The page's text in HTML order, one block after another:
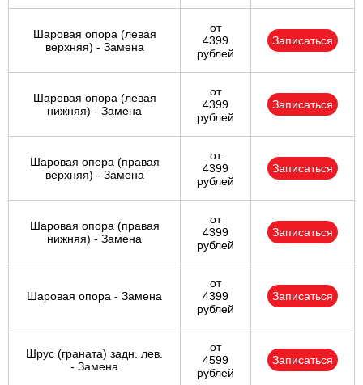
Шаровая опора (левая
верхняя) - Замена
от
4399
рублей
Записаться
Шаровая опора (левая
нижняя) - Замена
от
4399
рублей
Записаться
Шаровая опора (правая
верхняя) - Замена
от
4399
рублей
Записаться
Шаровая опора (правая
нижняя) - Замена
от
4399
рублей
Записаться
Шаровая опора - Замена
от
4399
рублей
Записаться
Шрус (граната) задн. лев.
- Замена
от
4599
рублей
Записаться